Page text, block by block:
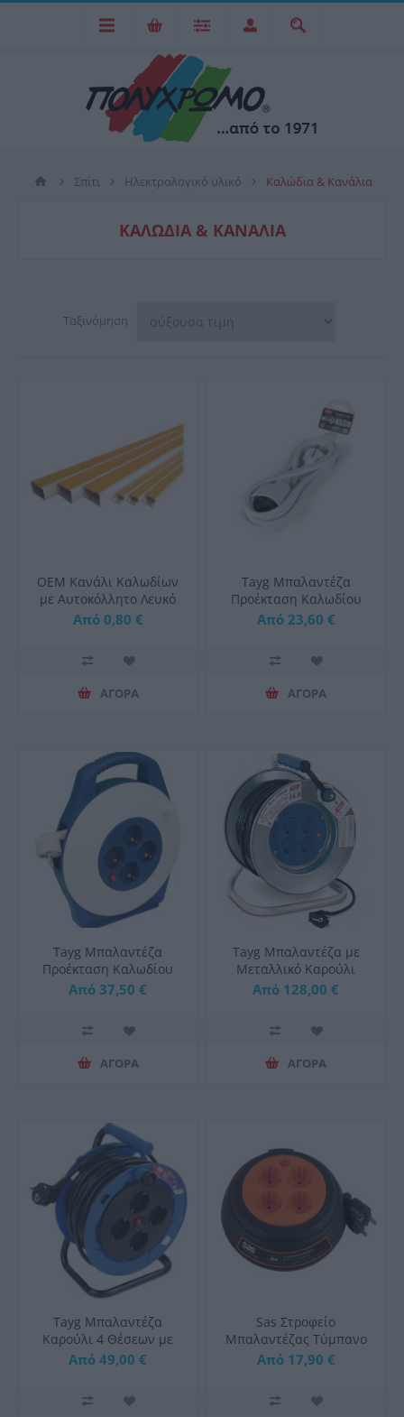
Σπίτι Ηλεκτρολογικό υλικό Καλώδια & Κανάλια
ΚΑΛΏΔΙΑ & ΚΑΝΆΛΙΑ
Ταξινόμηση
OEM Κανάλι Καλωδίων
με Αυτοκόλλητο Λευκό
Πλαστικό
Από 0,80 €
ΑΓΟΡΑ
Tayg Μπαλαντέζα
Προέκταση Καλωδίου
Από 23,60 €
ΑΓΟΡΑ
Tayg Μπαλαντέζα
Προέκταση Καλωδίου
Κλειστού Τύπου
Από 37,50 €
ΑΓΟΡΑ
Tayg Μπαλαντέζα με
Μεταλλικό Καρούλι
Από 128,00 €
ΑΓΟΡΑ
Tayg Μπαλαντέζα
Καρούλι 4 Θέσεων με
Καλώδιο Διατομής
Από 49,00 €
Sas Στροφείο
Μπαλαντέζας Τύμπανο
3X1.5
Από 17,90 €